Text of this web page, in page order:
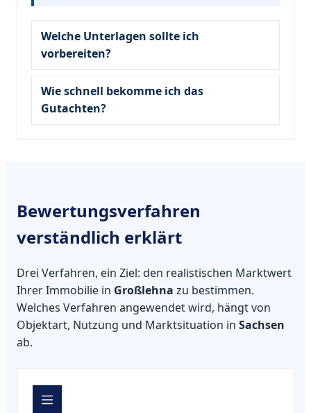
Welche Unterlagen sollte ich
vorbereiten?
Wie schnell bekomme ich das
Gutachten?
Bewertungsverfahren
verständlich erklärt
Drei Verfahren, ein Ziel: den realistischen Marktwert
Ihrer Immobilie in Großlehna zu bestimmen.
Welches Verfahren angewendet wird, hängt von
Objektart, Nutzung und Marktsituation in Sachsen
ab.